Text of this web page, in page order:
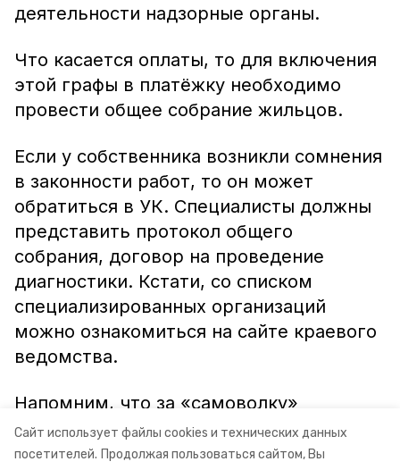
Сайт использует файлы cookies и технических данных
посетителей. Продолжая пользоваться сайтом, Вы
деятельности надзорные органы.
Что касается оплаты, то для включения
этой графы в платёжку необходимо
провести общее собрание жильцов.
Если у собственника возникли сомнения
в законности работ, то он может
обратиться в УК. Специалисты должны
представить протокол общего
собрания, договор на проведение
диагностики. Кстати, со списком
специализированных организаций
можно ознакомиться на сайте краевого
ведомства.
Напомним, что за «самоволку»
управляющим компаниямгрозят
штрафы